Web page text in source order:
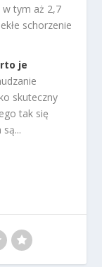
w tym aż 2,7
schorzenie
je
skuteczny
tak się